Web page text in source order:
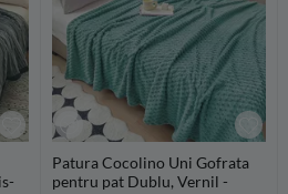
Patura Cocolino Uni Gofrata
pentru pat Dublu, Vernil -